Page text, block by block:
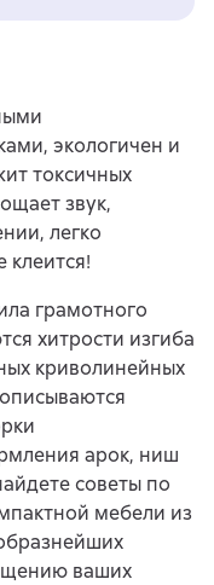
экологичен и
токсичных
звук,
легко
клеится!
грамотного
хитрости изгиба
криволинейных
арок, ниш
советы по
мебели из
ваших